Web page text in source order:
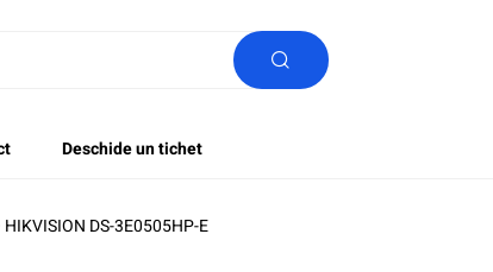
Deschide un tichet
DS-3E0505HP-E